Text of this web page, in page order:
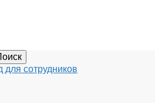
для сотрудников